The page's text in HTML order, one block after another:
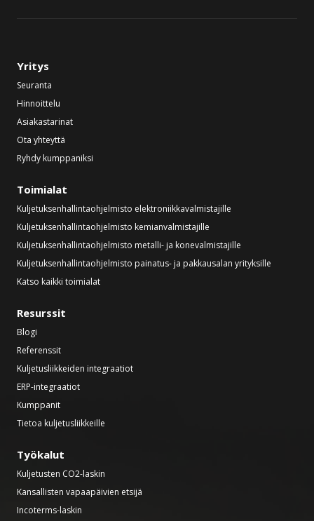
Yritys
Seuranta
Hinnoittelu
Asiakastarinat
Ota yhteyttä
Ryhdy kumppaniksi
Toimialat
Kuljetuksenhallintaohjelmisto elektroniikkavalmistajille
Kuljetuksenhallintaohjelmisto kemianvalmistajille
Kuljetuksenhallintaohjelmisto metalli- ja konevalmistajille
Kuljetuksenhallintaohjelmisto painatus- ja pakkausalan yrityksille
Katso kaikki toimialat
Resurssit
Blogi
Referenssit
Kuljetusliikkeiden integraatiot
ERP-integraatiot
Kumppanit
Tietoa kuljetusliikkeille
Työkalut
Kuljetusten CO2-laskin
Kansallisten vapaapäivien etsijä
Incoterms-laskin